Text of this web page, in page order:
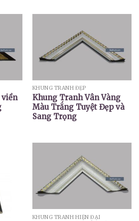
KHUNG TRANH ĐẸP
Khung Tranh Vân Vàng
Màu Trắng Tuyệt Đẹp và
Sang Trọng
KHUNG TRANH HIỆN ĐẠI